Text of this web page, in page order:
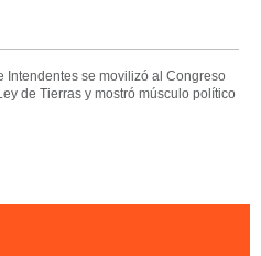
Intendentes se movilizó al Congreso
de Tierras y mostró músculo político